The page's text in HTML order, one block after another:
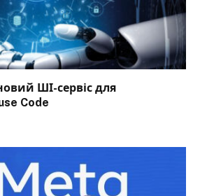
ШІ-сервіс для
Code